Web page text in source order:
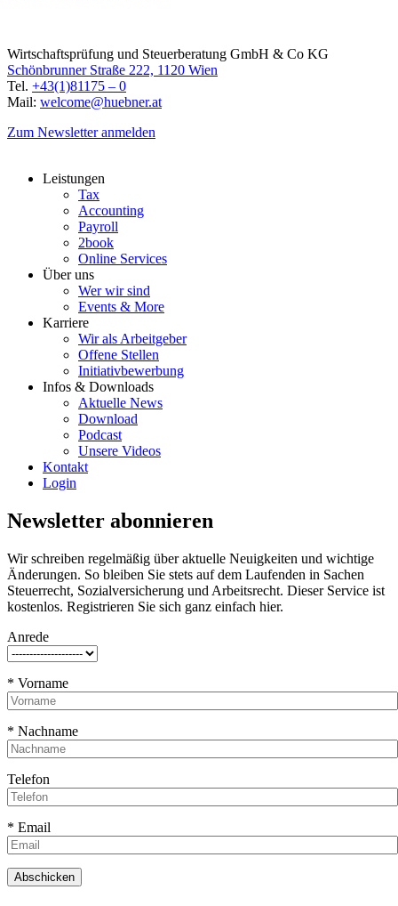
Wirtschaftsprüfung und Steuerberatung GmbH & Co KG
Schönbrunner Straße 222, 1120 Wien
Tel. +43(1)81175 – 0
Mail: welcome@huebner.at
Zum Newsletter anmelden
Leistungen
Tax
Accounting
Payroll
2book
Online Services
Über uns
Wer wir sind
Events & More
Karriere
Wir als Arbeitgeber
Offene Stellen
Initiativbewerbung
Infos & Downloads
Aktuelle News
Download
Podcast
Unsere Videos
Kontakt
Login
Newsletter abonnieren
Wir schreiben regelmäßig über aktuelle Neuigkeiten und wichtige
Änderungen. So bleiben Sie stets auf dem Laufenden in Sachen
Steuerrecht, Sozialversicherung und Arbeitsrecht. Dieser Service ist
kostenlos. Registrieren Sie sich ganz einfach hier.
Anrede
* Vorname
* Nachname
Telefon
* Email